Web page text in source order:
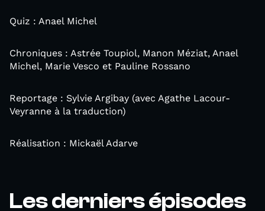
Quiz : Anael Michel
Chroniques : Astrée Toupiol, Manon Méziat, Anael
Michel, Marie Vesco et Pauline Rossano
Reportage : Sylvie Argibay (avec Agathe Lacour-
Veyranne à la traduction)
Réalisation : Mickaël Adarve
Les derniers épisodes